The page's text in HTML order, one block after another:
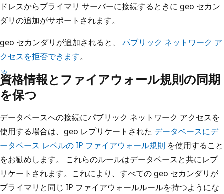
ドレスからプライマリ サーバーに接続するときに geo セカン
ダリの追加がサポートされます。
geo セカンダリが追加されると、 パブリック ネットワーク ア
クセスを拒否できます。
資格情報とファイアウォール規則の同期
を保つ
データベースへの接続にパブリック ネットワーク アクセスを
使用する場合は、geo レプリケートされた データベースにデ
ータベース レベルの IP ファイアウォール規則 を使用すること
をお勧めします。 これらのルールはデータベースと共にレプ
リケートされます。これにより、すべての geo セカンダリが
プライマリと同じ IP ファイアウォールルールを持つようにな